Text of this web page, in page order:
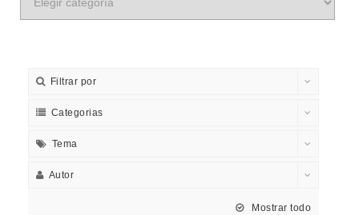
Filtrar por
Categorias
Tema
Autor
Mostrar todo